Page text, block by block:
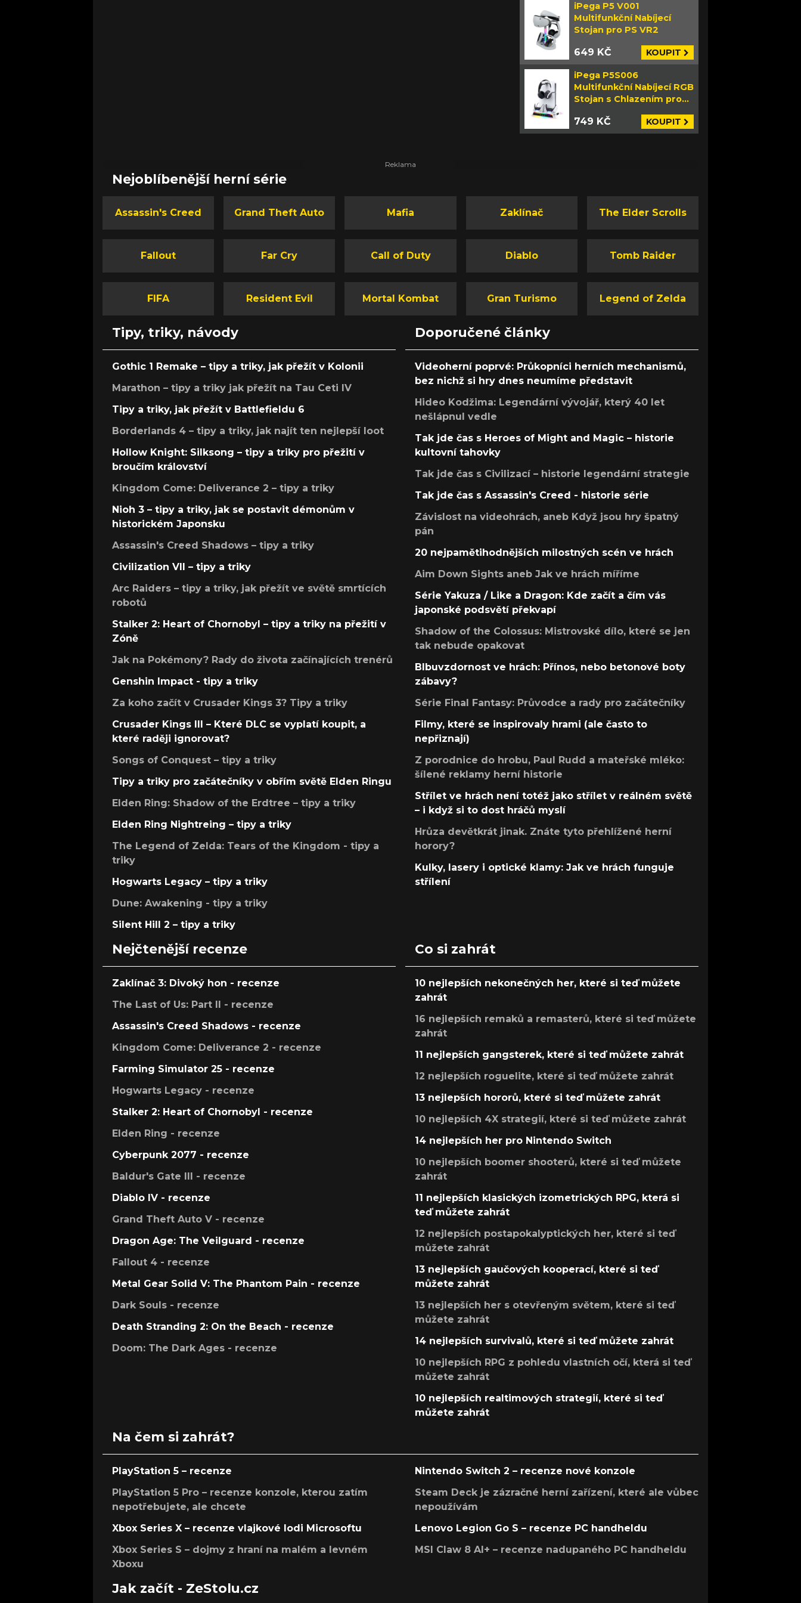
iPega P5 V001
Multifunkční Nabíjecí
Stojan pro PS VR2
649 KČ KOUPIT
iPega P5S006
Multifunkční Nabíjecí RGB
Stojan s Chlazením pro
749 KČ KOUPIT
Nejoblíbenější herní série
Assassin's Creed Grand Theft Auto Mafia Zaklínač The Elder Scrolls
Fallout Far Cry Call of Duty Diablo Tomb Raider
FIFA Resident Evil Mortal Kombat Gran Turismo Legend of Zelda
Tipy, triky, návody
Gothic 1 Remake – tipy a triky, jak přežít v Kolonii
Marathon – tipy a triky jak přežít na Tau Ceti IV
Tipy a triky, jak přežít v Battlefieldu 6
Borderlands 4 – tipy a triky, jak najít ten nejlepší loot
Hollow Knight: Silksong – tipy a triky pro přežití v
broučím království
Kingdom Come: Deliverance 2 – tipy a triky
Nioh 3 – tipy a triky, jak se postavit démonům v
historickém Japonsku
Assassin's Creed Shadows – tipy a triky
Civilization VII – tipy a triky
Arc Raiders – tipy a triky, jak přežít ve světě smrtících
robotů
Stalker 2: Heart of Chornobyl – tipy a triky na přežití v
Zóně
Jak na Pokémony? Rady do života začínajících trenérů
Genshin Impact - tipy a triky
Za koho začít v Crusader Kings 3? Tipy a triky
Crusader Kings III – Které DLC se vyplatí koupit, a
které raději ignorovat?
Songs of Conquest – tipy a triky
Tipy a triky pro začátečníky v obřím světě Elden Ringu
Elden Ring: Shadow of the Erdtree – tipy a triky
Elden Ring Nightreing – tipy a triky
The Legend of Zelda: Tears of the Kingdom - tipy a
triky
Hogwarts Legacy – tipy a triky
Dune: Awakening - tipy a triky
Silent Hill 2 – tipy a triky
Doporučené články
Videoherní poprvé: Průkopníci herních mechanismů,
bez nichž si hry dnes neumíme představit
Hideo Kodžima: Legendární vývojář, který 40 let
nešlápnul vedle
Tak jde čas s Heroes of Might and Magic – historie
kultovní tahovky
Tak jde čas s Civilizací – historie legendární strategie
Tak jde čas s Assassin's Creed - historie série
Závislost na videohrách, aneb Když jsou hry špatný
pán
20 nejpamětihodnějších milostných scén ve hrách
Aim Down Sights aneb Jak ve hrách míříme
Série Yakuza / Like a Dragon: Kde začít a čím vás
japonské podsvětí překvapí
Shadow of the Colossus: Mistrovské dílo, které se jen
tak nebude opakovat
Blbuvzdornost ve hrách: Přínos, nebo betonové boty
zábavy?
Série Final Fantasy: Průvodce a rady pro začátečníky
Filmy, které se inspirovaly hrami (ale často to
nepřiznají)
Z porodnice do hrobu, Paul Rudd a mateřské mléko:
šílené reklamy herní historie
Střílet ve hrách není totéž jako střílet v reálném světě
– i když si to dost hráčů myslí
Hrůza devětkrát jinak. Znáte tyto přehlížené herní
horory?
Kulky, lasery i optické klamy: Jak ve hrách funguje
střílení
Nejčtenější recenze
Zaklínač 3: Divoký hon - recenze
The Last of Us: Part II - recenze
Assassin's Creed Shadows - recenze
Kingdom Come: Deliverance 2 - recenze
Farming Simulator 25 - recenze
Hogwarts Legacy - recenze
Stalker 2: Heart of Chornobyl - recenze
Elden Ring - recenze
Cyberpunk 2077 - recenze
Baldur's Gate III - recenze
Diablo IV - recenze
Grand Theft Auto V - recenze
Dragon Age: The Veilguard - recenze
Fallout 4 - recenze
Metal Gear Solid V: The Phantom Pain - recenze
Dark Souls - recenze
Death Stranding 2: On the Beach - recenze
Doom: The Dark Ages - recenze
Co si zahrát
10 nejlepších nekonečných her, které si teď můžete
zahrát
16 nejlepších remaků a remasterů, které si teď můžete
zahrát
11 nejlepších gangsterek, které si teď můžete zahrát
12 nejlepších roguelite, které si teď můžete zahrát
13 nejlepších hororů, které si teď můžete zahrát
10 nejlepších 4X strategií, které si teď můžete zahrát
14 nejlepších her pro Nintendo Switch
10 nejlepších boomer shooterů, které si teď můžete
zahrát
11 nejlepších klasických izometrických RPG, která si
teď můžete zahrát
12 nejlepších postapokalyptických her, které si teď
můžete zahrát
13 nejlepších gaučových kooperací, které si teď
můžete zahrát
13 nejlepších her s otevřeným světem, které si teď
můžete zahrát
14 nejlepších survivalů, které si teď můžete zahrát
10 nejlepších RPG z pohledu vlastních očí, která si teď
můžete zahrát
10 nejlepších realtimových strategií, které si teď
můžete zahrát
Na čem si zahrát?
PlayStation 5 – recenze
PlayStation 5 Pro – recenze konzole, kterou zatím
nepotřebujete, ale chcete
Xbox Series X – recenze vlajkové lodi Microsoftu
Xbox Series S – dojmy z hraní na malém a levném
Xboxu
Nintendo Switch 2 – recenze nové konzole
Steam Deck je zázračné herní zařízení, které ale vůbec
nepoužívám
Lenovo Legion Go S – recenze PC handheldu
MSI Claw 8 AI+ – recenze nadupaného PC handheldu
Jak začít - ZeStolu.cz